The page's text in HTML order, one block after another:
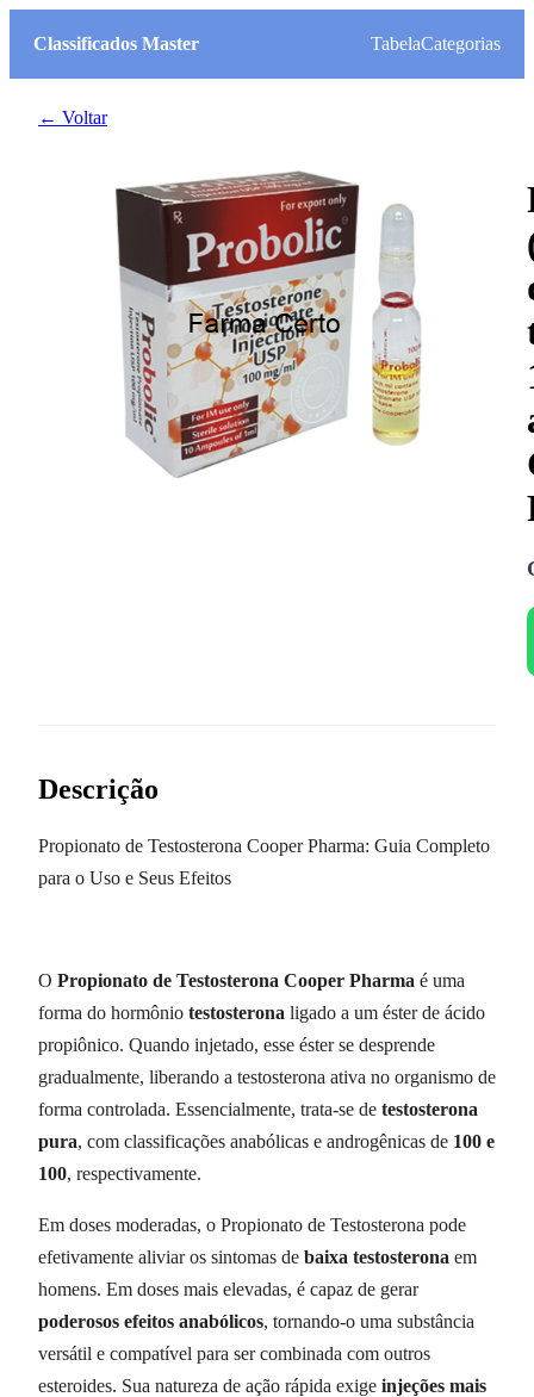
Classificados Master TabelaCategorias
← Voltar
Descrição
Propionato de Testosterona Cooper Pharma: Guia Completo
para o Uso e Seus Efeitos
O Propionato de Testosterona Cooper Pharma é uma
forma do hormônio testosterona ligado a um éster de ácido
propiônico. Quando injetado, esse éster se desprende
gradualmente, liberando a testosterona ativa no organismo de
forma controlada. Essencialmente, trata-se de testosterona
pura, com classificações anabólicas e androgênicas de 100 e
100, respectivamente.
Em doses moderadas, o Propionato de Testosterona pode
efetivamente aliviar os sintomas de baixa testosterona em
homens. Em doses mais elevadas, é capaz de gerar
poderosos efeitos anabólicos, tornando-o uma substância
versátil e compatível para ser combinada com outros
esteroides. Sua natureza de ação rápida exige injeções mais